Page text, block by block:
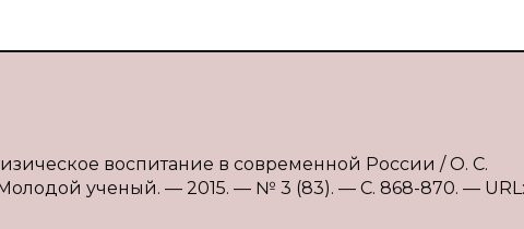
воспитание в современной России / О. С.
ученый. — 2015. — № 3 (83). — С. 868-870. — URL: